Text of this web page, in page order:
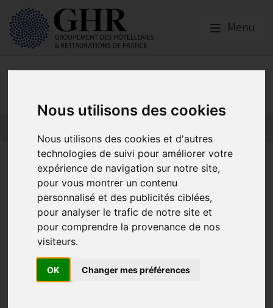
Nous utilisons des cookies
Nous utilisons des cookies et d'autres
technologies de suivi pour améliorer votre
expérience de navigation sur notre site,
pour vous montrer un contenu
personnalisé et des publicités ciblées,
pour analyser le trafic de notre site et
pour comprendre la provenance de nos
visiteurs.
OK Changer mes préférences
Menu
Edito de Catherine Quérard |
Accompagner la
transformation dans un
contexte exigeant
Actualités